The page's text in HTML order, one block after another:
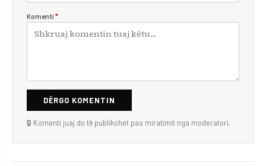
Komenti *
DËRGO KOMENTIN
🔒 Komenti juaj do të publikohet pas miratimit nga moderatori.